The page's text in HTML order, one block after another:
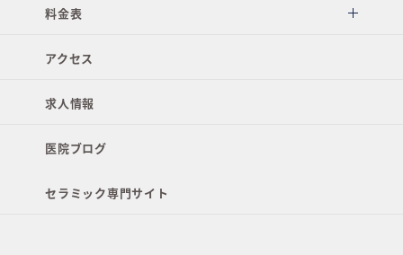
料金表
アクセス
求人情報
医院ブログ
セラミック専門サイト